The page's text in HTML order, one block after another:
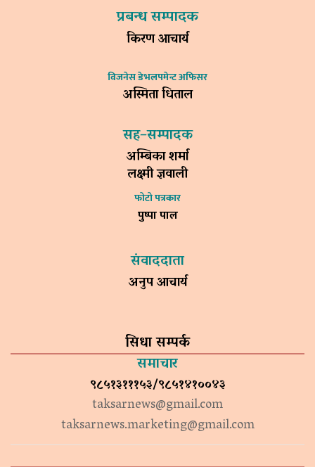
प्रबन्ध सम्पादक
किरण आचार्य
विजनेस डेभलपमेन्ट अफिसर
अस्मिता धिताल
सह–सम्पादक
अम्बिका शर्मा
लक्ष्मी ज्ञवाली
फोटो पत्रकार
पुष्पा पाल
संवाददाता
अनुप आचार्य
सिधा सम्पर्क
समाचार
९८५१३१११५३/९८५१४१००४३
taksarnews@gmail.com
taksarnews.marketing@gmail.com